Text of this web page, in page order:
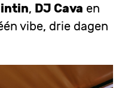
, DJ Cava en
vibe, drie dagen